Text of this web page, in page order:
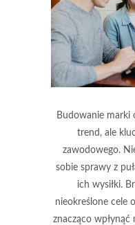
Budowanie marki
trend, ale
zawodowego.
sobie sprawy z
ich wysiłki.
nieokreślone cele
znacząco wpłynąć